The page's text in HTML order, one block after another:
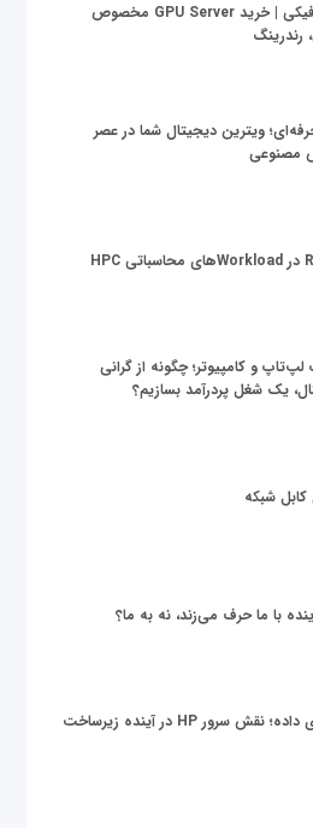
قیمت سرور گرافیکی | خرید GPU Server مخصوص
ویترین دیجیتال شما در عصر
مصنوعی
و کامپیوتر؛ چگونه از گرانی
یک شغل پردرآمد بسازیم؟
شبکه
با ما حرف می‌زند، نه به ما؟
زیر پوست دنیای داده؛ نقش سرور HP در آینده زیرساخت